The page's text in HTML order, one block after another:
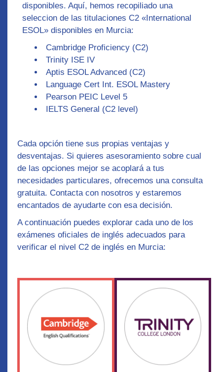
disponibles. Aquí, hemos recopiliado una
seleccion de las titulaciones C2 «International
ESOL» disponibles en Murcia:
Cambridge Proficiency (C2)
Trinity ISE IV
Aptis ESOL Advanced (C2)
Language Cert Int. ESOL Mastery
Pearson PEIC Level 5
IELTS General (C2 level)
Cada opción tiene sus propias ventajas y
desventajas. Si quieres asesoramiento sobre cual
de las opciones mejor se acoplará a tus
necesidades particulares, ofrecemos una consulta
gratuita. Contacta con nosotros y estaremos
encantados de ayudarte con esa decisión.
A continuación puedes explorar cada uno de los
exámenes oficiales de inglés adecuados para
verificar el nivel C2 de inglés en Murcia: